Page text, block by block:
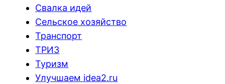
Свалка идей
Сельское хозяйство
Транспорт
ТРИЗ
Туризм
Улучшаем idea2.ru